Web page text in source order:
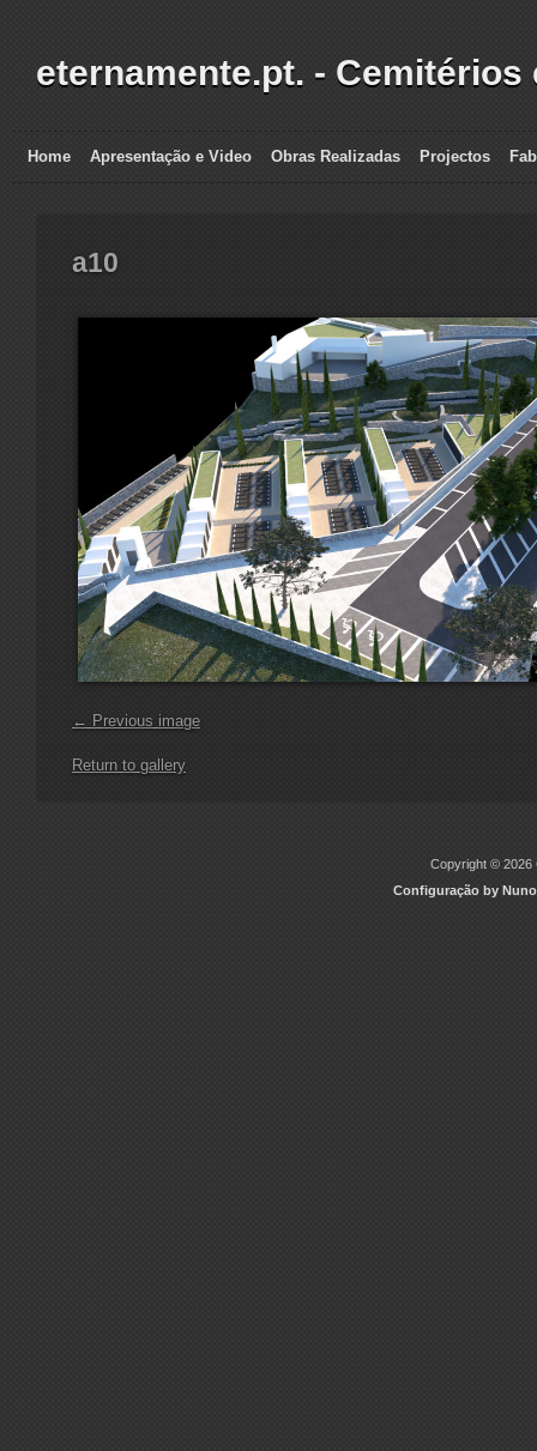
eternamente.pt. - Cemitérios
Home Apresentação e Video Obras Realizadas Projectos
a10
← Previous image
Return to gallery
Copyright © 2026
Configuração by